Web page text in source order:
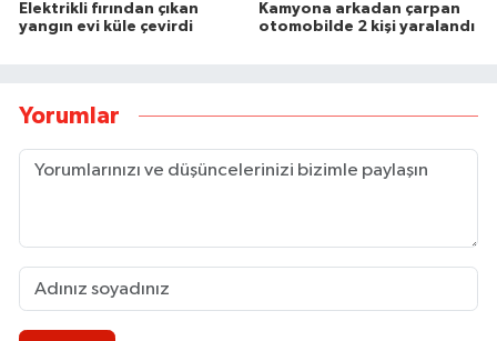
Elektrikli fırından çıkan
yangın evi küle çevirdi
Kamyona arkadan çarpan
otomobilde 2 kişi yaralandı
Yorumlar